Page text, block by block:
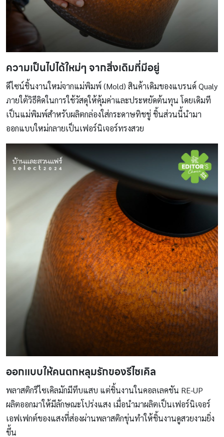
ความเป็นไปได้ใหม่ๆ จากสิ่งเดิมที่มีอยู่
ดีไซน์ชิ้นงานใหม่จากแม่พิมพ์ (Mold) สินค้าเดิมของแบรนด์ Qualy
ภายใต้วิธีคิดในการใช้วัสดุให้คุ้มค่าและประหยัดต้นทุน โดยเดิมที
เป็นแม่พิมพ์สำหรับผลิตกล่องใส่กระดาษทิชชู่ ชิ้นส่วนนี้นำมา
ออกแบบใหม่กลายเป็นเฟอร์นิเจอร์ทรงสวย
ออกแบบให้คนตกหลุมรักของรีไซเคิล
พลาสติกรีไซเคิลมักมีทึบแสบ แต่ชิ้นงานในคอลเลคชัน RE-UP
ผลิตออกมาให้มีลักษณะโปร่งแสง เมื่อนำมาผลิตเป็นเฟอร์นิเจอร์
เอฟเฟกต์ของแสงที่ส่องผ่านพลาสติกขุ่นทำให้ชิ้นงานดูสวยงามยิ่ง
ขึ้น